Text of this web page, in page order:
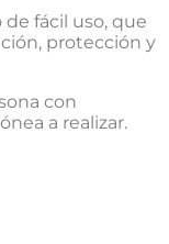
fácil uso, que
protección y
con
a realizar.